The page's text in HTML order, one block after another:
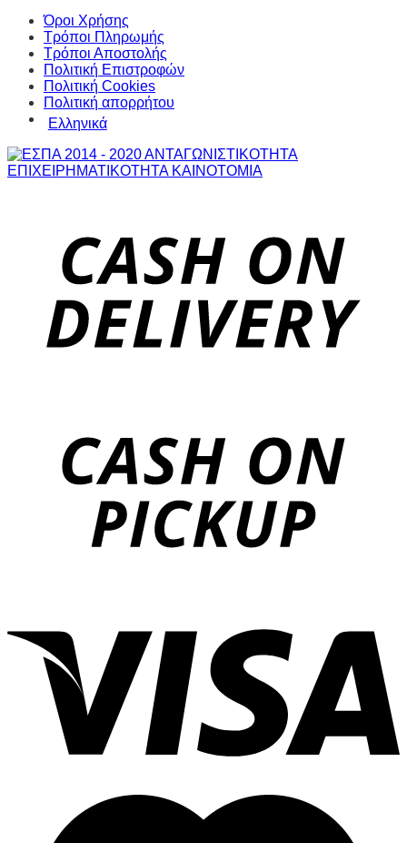
Όροι Χρήσης
Τρόποι Πληρωμής
Τρόποι Αποστολής
Πολιτική Επιστροφών
Πολιτική Cookies
Πολιτική απορρήτου
Ελληνικά